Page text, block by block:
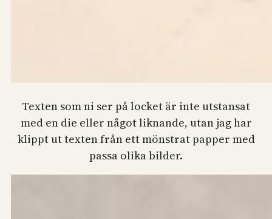
Texten som ni ser på locket är inte utstansat
med en die eller något liknande, utan jag har
klippt ut texten från ett mönstrat papper med
passa olika bilder.